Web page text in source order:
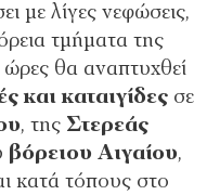
με λίγες νεφώσεις,
τμήματα της
θα αναπτυχθεί
και καταιγίδες σε
, της Στερεάς
βόρειου Αιγαίου,
κατά τόπους στο